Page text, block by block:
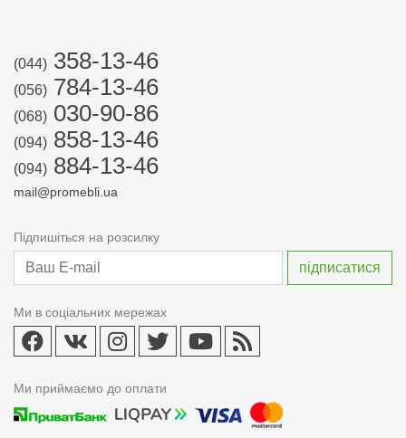
(044) 358-13-46
(056) 784-13-46
(068) 030-90-86
(094) 858-13-46
(094) 884-13-46
mail@promebli.ua
Підпишіться на розсилку
Ми в соціальних мережах
Ми приймаємо до оплати